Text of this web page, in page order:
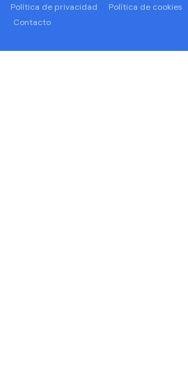
Política de privacidad
Política de cookies
Contacto